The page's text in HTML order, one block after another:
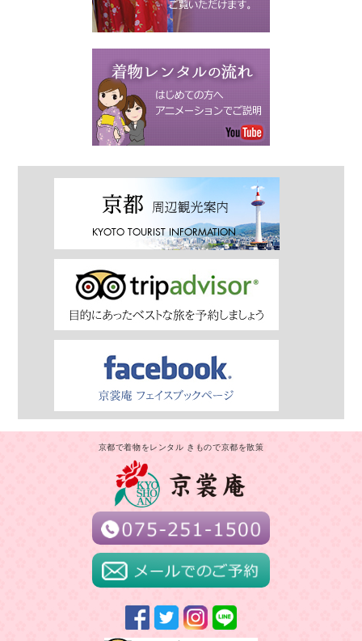
京都で着物をレンタル きもので京都を散策